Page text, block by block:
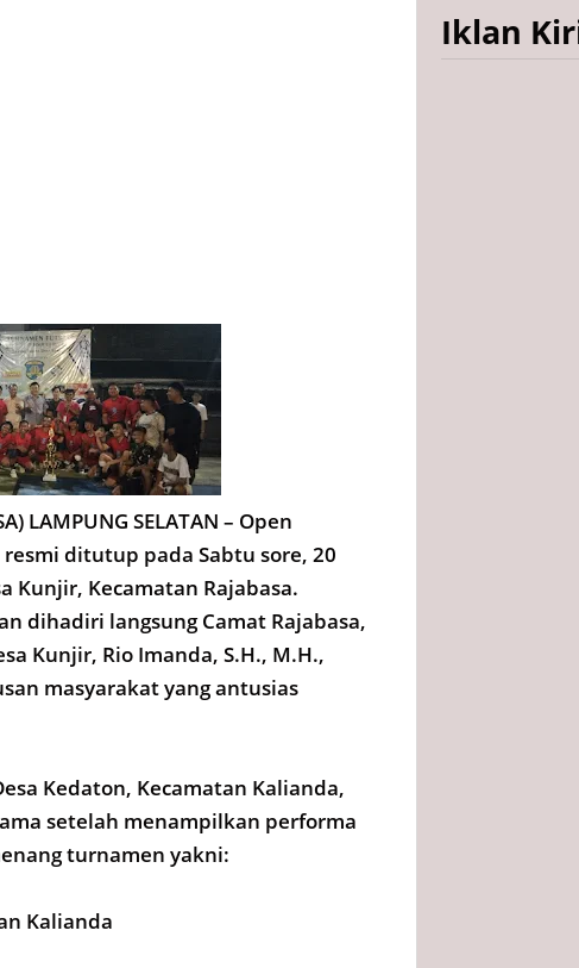
LAMPUNG SELATAN – Open
ditutup pada Sabtu sore, 20
Kunjir, Kecamatan Rajabasa.
dihadiri langsung Camat Rajabasa,
Kunjir, Rio Imanda, S.H., M.H.,
masyarakat yang antusias
Kedaton, Kecamatan Kalianda,
setelah menampilkan performa
turnamen yakni:
Kalianda
Pelaku
Iklan